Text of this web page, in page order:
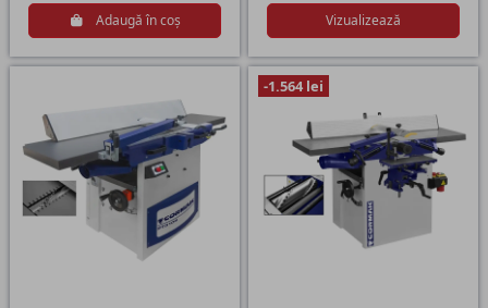
Adaugă în coș Vizualizează
-1.564 lei